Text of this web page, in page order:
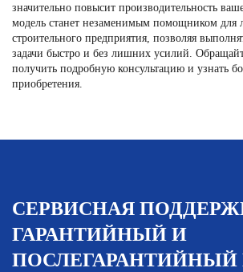
значительно повысит производительность
модель станет незаменимым помощником для
строительного предприятия, позволяя
задачи быстро и без лишних усилий.
получить подробную консультацию и узнать
приобретения.
СЕРВИСНАЯ
ГАРАНТИЙНЫЙ И
ПОСЛЕГАРАНТИЙНЫЙ